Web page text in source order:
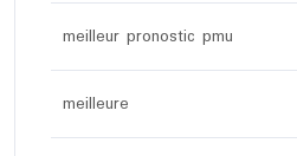
meilleur pronostic pmu
meilleure